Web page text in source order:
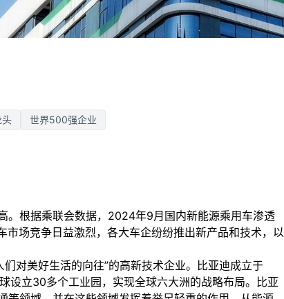
头 世界500强企业
根据乘联会数据，2024年9月国内新能源乘用车渗透
场竞争日益激烈，各大车企纷纷推出新产品和技术，以
美好生活的向往”的高新技术企业。比亚迪成立于
设立30多个工业园，实现全球六大洲的战略布局。比亚